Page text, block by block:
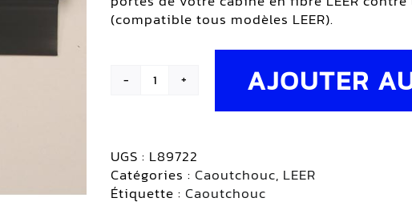
(compatible tous modèles LEER).
quantité
à
double
feuille
AJOUTER
UGS : L89722
Catégories : Caoutchouc, LEER
Étiquette : Caoutchouc